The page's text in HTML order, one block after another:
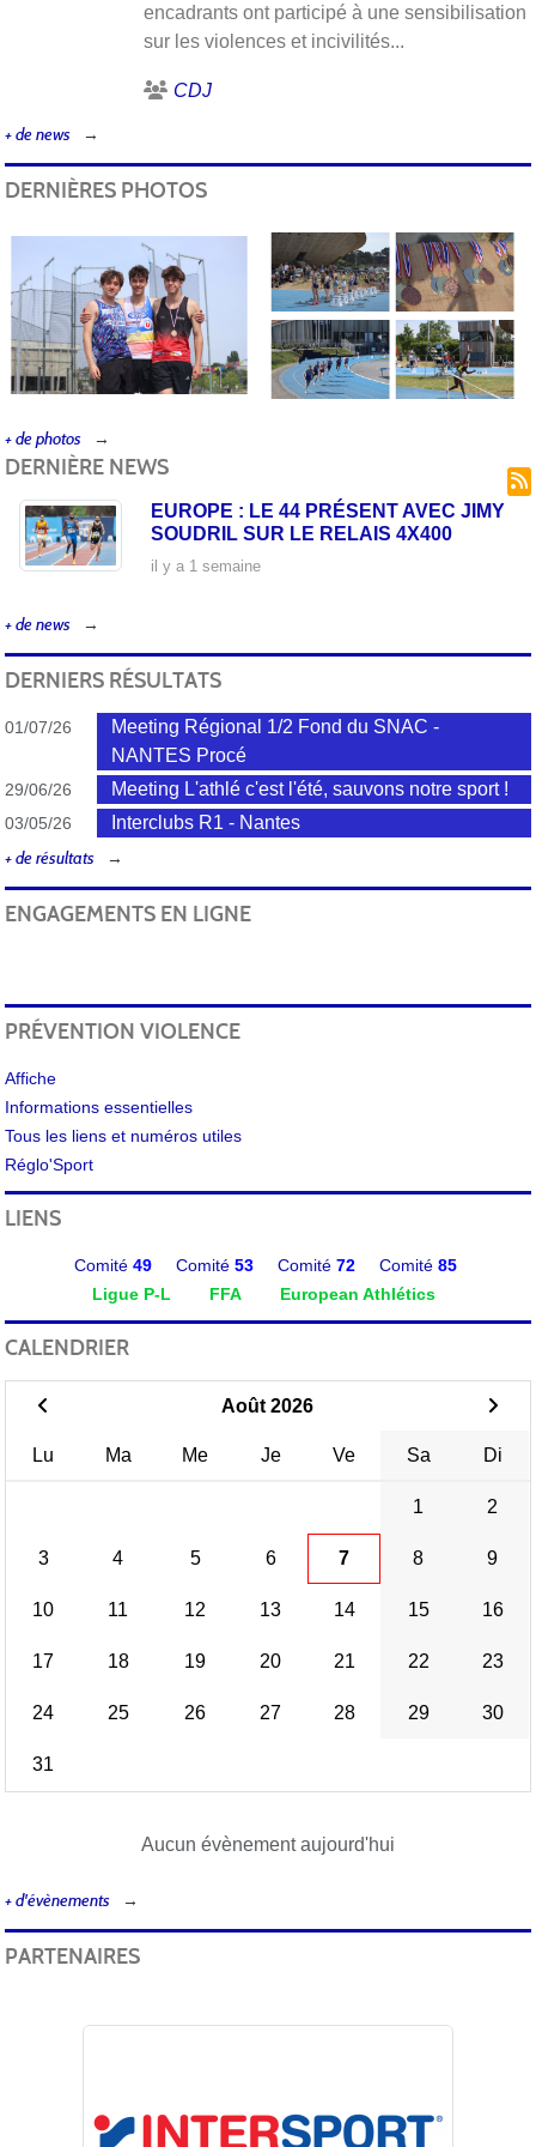
encadrants ont participé à une sensibilisation
sur les violences et incivilités...
CDJ
+ de news
DERNIÈRES PHOTOS
+ de photos
DERNIÈRE NEWS
EUROPE : LE 44 PRÉSENT AVEC JIMY
SOUDRIL SUR LE RELAIS 4X400
il y a 1 semaine
+ de news
DERNIERS RÉSULTATS
01/07/26
Meeting Régional 1/2 Fond du SNAC -
NANTES Procé
29/06/26 Meeting L'athlé c'est l'été, sauvons notre sport !
03/05/26
Interclubs R1 - Nantes
+ de résultats
ENGAGEMENTS EN LIGNE
PRÉVENTION VIOLENCE
Affiche
Informations essentielles
Tous les liens et numéros utiles
Réglo'Sport
LIENS
Comité 49 Comité 53 Comité 72 Comité 85
Ligue P-L
FFA European Athlétics
CALENDRIER
Août 2026
Lu Ma Me Je Ve Sa Di
1 2
3 4 5 6 7 8 9
10 11 12 13 14 15 16
17 18 19 20 21 22 23
24 25 26 27 28 29 30
31
Aucun évènement aujourd'hui
+ d'évènements
PARTENAIRES